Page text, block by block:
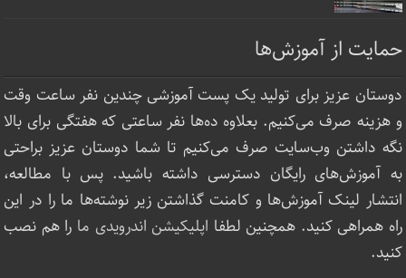
حمایت از آموزش‌ها
دوستان عزیز برای تولید یک پست آموزشی چندین نفر ساعت‌ وقت
و هزینه صرف می‌کنیم. بعلاوه ده‌ها نفر ساعتی که هفتگی برای بالا
نگه داشتن وب‌سایت صرف ‌می‌کنیم تا شما دوستان عزیز براحتی
به آموزش‌های رایگان دسترسی داشته باشید. پس با مطالعه،
انتشار لینک‌ آموزش‌ها و کامنت گذاشتن زیر نوشته‌‌ها ما را در این
راه همراهی کنید. همچنین لطفا اپلیکیشن اندرویدی ما را هم نصب
کنید.